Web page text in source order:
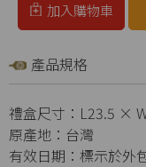
加入購物車
產品規格
禮盒尺寸：L23.5 ×
原產地：台灣
有效日期：標示於外